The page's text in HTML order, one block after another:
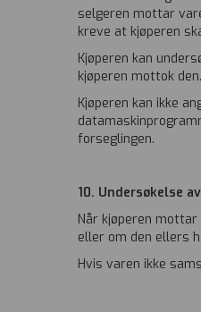
selgeren mottar
kreve at kjøperen
Kjøperen kan
kjøperen mottok
Kjøperen kan ikke
forseglingen.
10. Undersøkelse
Når kjøperen
eller om den ellers
Hvis varen ikke